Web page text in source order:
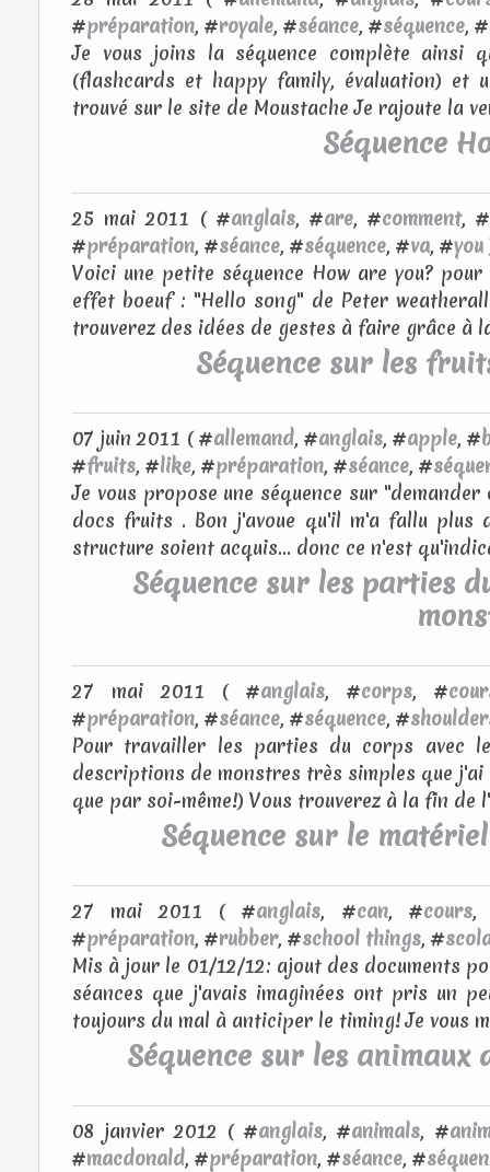
#préparation, #royale, #séance, #séquence, #
Je vous joins la séquence complète ainsi
(flashcards et happy family, évaluation) et
trouvé sur le site de Moustache Je rajoute la
Séquence
25 mai 2011 ( #anglais, #are, #comment, #
#préparation, #séance, #séquence, #va, #you
Voici une petite séquence How are you?
effet boeuf : "Hello song" de Peter
trouverez des idées de gestes à faire grâce à
Séquence sur les
07 juin 2011 ( #allemand, #anglais, #apple, #
#fruits, #like, #préparation, #séance, #
Je vous propose une séquence sur
docs fruits . Bon j'avoue qu'il m'a fallu plus
structure soient acquis... donc ce n'est
Séquence sur les parties
27 mai 2011 ( #anglais, #corps, #
#préparation, #séance, #séquence, #
Pour travailler les parties du corps avec
descriptions de monstres très simples que j'ai
que par soi-même!) Vous trouverez à la fin de
Séquence sur le
27 mai 2011 ( #anglais, #can, #cours,
#préparation, #rubber, #school things, #
Mis à jour le 01/12/12: ajout des documents
séances que j'avais imaginées ont pris un
toujours du mal à anticiper le timing! Je vous
Séquence sur les
08 janvier 2012 ( #anglais, #animals, #
#macdonald, #préparation, #séance, #